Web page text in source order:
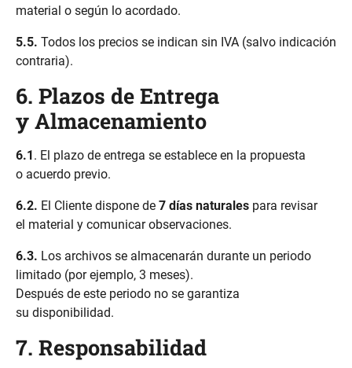
material o según lo acordado.
5.5. Todos los precios se indican sin IVA (salvo indicación
contraria).
6. Plazos de Entrega
y Almacenamiento
6.1. El plazo de entrega se establece en la propuesta
o acuerdo previo.
6.2. El Cliente dispone de 7 días naturales para revisar
el material y comunicar observaciones.
6.3. Los archivos se almacenarán durante un periodo
limitado (por ejemplo, 3 meses).
Después de este periodo no se garantiza
su disponibilidad.
7. Responsabilidad